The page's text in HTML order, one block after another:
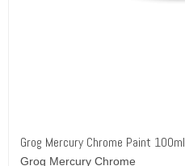
Grog Mercury Chrome Paint 100ml
Grog Mercury Chrome